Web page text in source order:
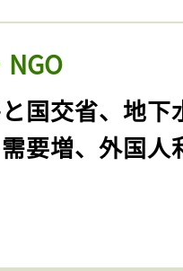
国交省、地下
要増、外国人